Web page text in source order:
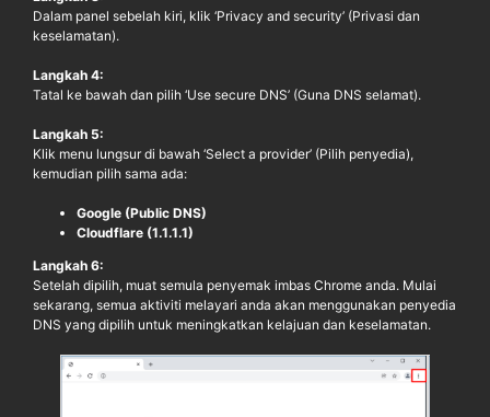
Dalam panel sebelah kiri, klik ‘Privacy and security’ (Privasi dan
keselamatan).
Langkah 4:
Tatal ke bawah dan pilih ‘Use secure DNS’ (Guna DNS selamat).
Langkah 5:
Klik menu lungsur di bawah ‘Select a provider’ (Pilih penyedia),
kemudian pilih sama ada:
Google (Public DNS)
Cloudflare (1.1.1.1)
Langkah 6:
Setelah dipilih, muat semula penyemak imbas Chrome anda. Mulai
sekarang, semua aktiviti melayari anda akan menggunakan penyedia
DNS yang dipilih untuk meningkatkan kelajuan dan keselamatan.